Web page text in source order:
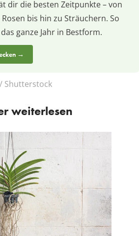
dir die besten Zeitpunkte – von
bis hin zu Sträuchern. So
ganze Jahr in Bestform.
→
Shutterstock
weiterlesen